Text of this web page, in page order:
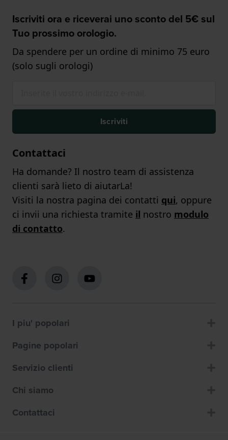
Iscriviti ora e riceverai uno sconto del 5€ sul
Tuo prossimo orologio.
Da spendere per un ordine di minimo 75 euro
(solo sugli orologi)
Iscriviti
Contattaci
Ha domande? Il nostro team di assistenza
clienti sarà lieto di aiutarLa!
Visiti la nostra pagina dei contatti qui, oppure
ci invii una richiesta tramite il nostro modulo
di contatto.
I piu' popolari
Pagine popolari
Servizio clienti
Chi siamo
Contattaci